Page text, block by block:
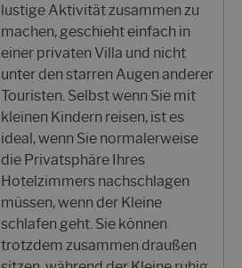
lustige Aktivität zusammen zu
machen, geschieht einfach in
einer privaten Villa und nicht
unter den starren Augen anderer
Touristen. Selbst wenn Sie mit
kleinen Kindern reisen, ist es
ideal, wenn Sie normalerweise
die Privatsphäre Ihres
Hotelzimmers nachschlagen
müssen, wenn der Kleine
schlafen geht. Sie können
trotzdem zusammen draußen